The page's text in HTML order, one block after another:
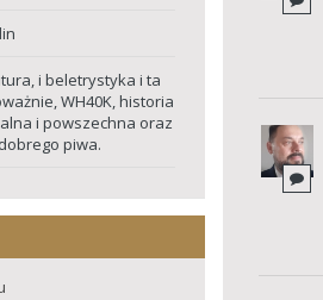
i beletrystyka i ta
WH40K, historia
i powszechna oraz
piwa.